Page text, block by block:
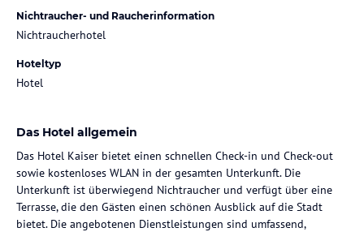
Nichtraucher- und Raucherinformation
Nichtraucherhotel
Hoteltyp
Hotel
Das Hotel allgemein
Das Hotel Kaiser bietet einen schnellen Check-in und Check-out
sowie kostenloses WLAN in der gesamten Unterkunft. Die
Unterkunft ist überwiegend Nichtraucher und verfügt über eine
Terrasse, die den Gästen einen schönen Ausblick auf die Stadt
bietet. Die angebotenen Dienstleistungen sind umfassend,